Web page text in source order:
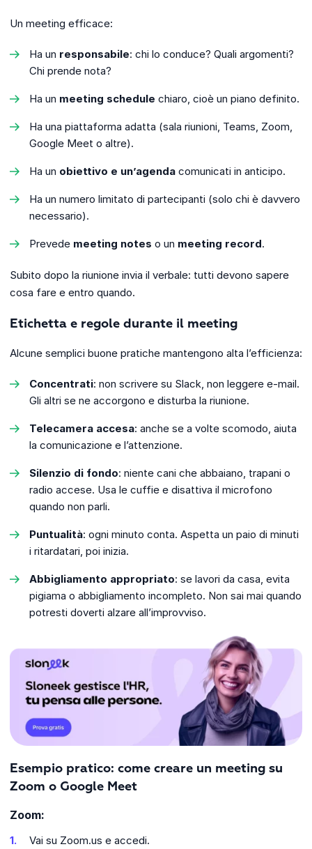
Un meeting efficace:
Ha un responsabile: chi lo conduce? Quali argomenti?
Chi prende nota?
Ha un meeting schedule chiaro, cioè un piano definito.
Ha una piattaforma adatta (sala riunioni, Teams, Zoom,
Google Meet o altre).
Ha un obiettivo e un’agenda comunicati in anticipo.
Ha un numero limitato di partecipanti (solo chi è davvero
necessario).
Prevede meeting notes o un meeting record.
Subito dopo la riunione invia il verbale: tutti devono sapere
cosa fare e entro quando.
Etichetta e regole durante il meeting
Alcune semplici buone pratiche mantengono alta l’efficienza:
Concentrati: non scrivere su Slack, non leggere e-mail.
Gli altri se ne accorgono e disturba la riunione.
Telecamera accesa: anche se a volte scomodo, aiuta
la comunicazione e l’attenzione.
Silenzio di fondo: niente cani che abbaiano, trapani o
radio accese. Usa le cuffie e disattiva il microfono
quando non parli.
Puntualità: ogni minuto conta. Aspetta un paio di minuti
i ritardatari, poi inizia.
Abbigliamento appropriato: se lavori da casa, evita
pigiama o abbigliamento incompleto. Non sai mai quando
potresti doverti alzare all’improvviso.
Esempio pratico: come creare un meeting su
Zoom o Google Meet
Zoom:
Vai su Zoom.us e accedi.